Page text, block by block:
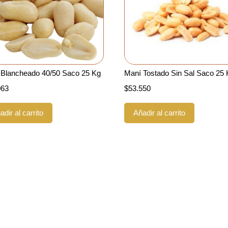
40/50 Saco 25 Kg
al carrito
Maní Tostado Sin Sal Saco 25
$53.550
Añadir al carrito